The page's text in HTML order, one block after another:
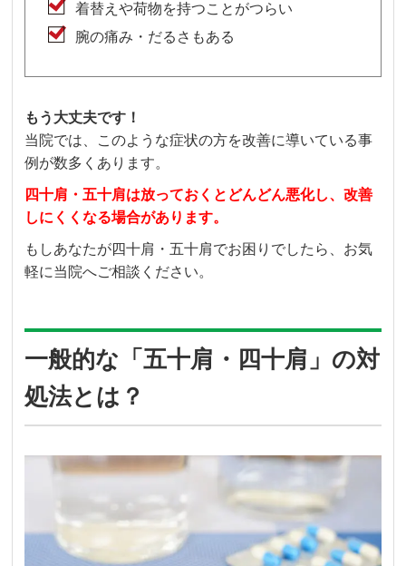
着替えや荷物を持つことがつらい
腕の痛み・だるさもある
もう大丈夫です！
当院では、このような症状の方を改善に導いている事
例が数多くあります。
四十肩・五十肩は放っておくとどんどん悪化し、改善
しにくくなる場合があります。
もしあなたが四十肩・五十肩でお困りでしたら、お気
軽に当院へご相談ください。
一般的な「五十肩・四十肩」の対
処法とは？